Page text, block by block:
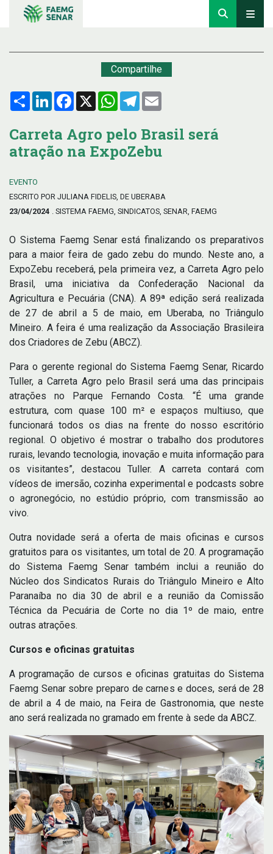
Compartilhe
Compartilhar
LinkedInFacebook
X WhatsApp
Telegram
Carreta Agro pelo Brasil será
atração na ExpoZebu
EVENTO
ESCRITO POR JULIANA FIDELIS, DE UBERABA
23/04/2024 . SISTEMA FAEMG, SINDICATOS, SENAR, FAEMG
O Sistema Faemg Senar está finalizando os preparativos
para a maior feira de gado zebu do mundo. Neste ano, a
ExpoZebu receberá, pela primeira vez, a Carreta Agro pelo
Brasil, uma iniciativa da Confederação Nacional da
Agricultura e Pecuária (CNA). A 89ª edição será realizada
de 27 de abril a 5 de maio, em Uberaba, no Triângulo
Mineiro. A feira é uma realização da Associação Brasileira
dos Criadores de Zebu (ABCZ).
Para o gerente regional do Sistema Faemg Senar, Ricardo
Tuller, a Carreta Agro pelo Brasil será uma das principais
atrações no Parque Fernando Costa. “É uma grande
estrutura, com quase 100 m² e espaços multiuso, que
funcionará todos os dias na frente do nosso escritório
regional. O objetivo é mostrar o trabalho dos produtores
rurais, levando tecnologia, inovação e muita informação para
os visitantes”, destacou Tuller. A carreta contará com
vídeos de imersão, cozinha experimental e podcasts sobre
o agronegócio, no estúdio próprio, com transmissão ao
vivo.
Outra novidade será a oferta de mais oficinas e cursos
gratuitos para os visitantes, um total de 20. A programação
do Sistema Faemg Senar também inclui a reunião do
Núcleo dos Sindicatos Rurais do Triângulo Mineiro e Alto
Paranaíba no dia 30 de abril e a reunião da Comissão
Técnica da Pecuária de Corte no dia 1º de maio, entre
outras atrações.
Cursos e oficinas gratuitas
A programação de cursos e oficinas gratuitas do Sistema
Faemg Senar sobre preparo de carnes e doces, será de 28
de abril a 4 de maio, na Feira de Gastronomia, que neste
ano será realizada no gramado em frente à sede da ABCZ.